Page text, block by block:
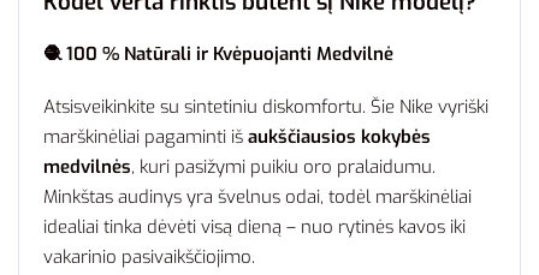
🧶 100 % Natūrali ir Kvėpuojanti Medvilnė
Atsisveikinkite su sintetiniu diskomfortu. Šie Nike vyriški
marškinėliai pagaminti iš aukščiausios kokybės
medvilnės, kuri pasižymi puikiu oro pralaidumu.
Minkštas audinys yra švelnus odai, todėl marškinėliai
idealiai tinka dėvėti visą dieną – nuo rytinės kavos iki
vakarinio pasivaikščiojimo.